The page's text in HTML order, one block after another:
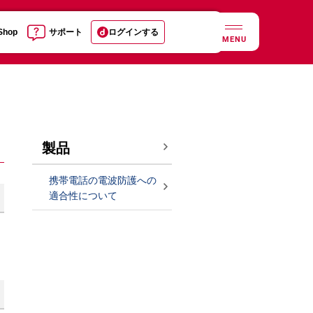
サポート ログインする
MENU
製品
携帯電話の電波防護への
適合性について